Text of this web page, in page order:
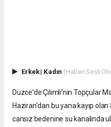
Erkek| Kadın (Haberi Sesli
Düzce'de Çilimli’nin Topçular
Haziran'dan bu yana kayıp
cansız bedenine su kanalında